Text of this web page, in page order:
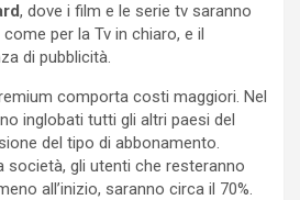
, dove i film e le serie tv saranno
per la Tv in chiaro, e il
di pubblicità.
comporta costi maggiori. Nel
inglobati tutti gli altri paesi del
del tipo di abbonamento.
società, gli utenti che resteranno
all’inizio, saranno circa il 70%.